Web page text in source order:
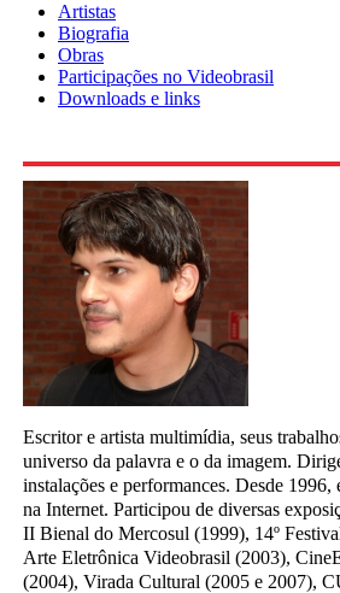
Artistas
Biografia
Obras
Participações no Videobrasil
Downloads e links
Escritor e artista multimídia, seus
universo da palavra e o da imagem.
instalações e performances. Desde 1996,
na Internet. Participou de diversas
II Bienal do Mercosul (1999), 14º
Arte Eletrônica Videobrasil (2003),
(2004), Virada Cultural (2005 e 2007),